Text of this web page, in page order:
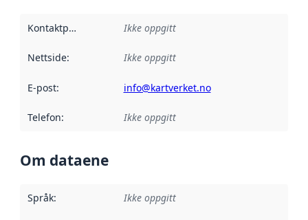
Kontaktpunkt Ikke oppgitt
Nettside: Ikke oppgitt
E-post: info@kartverket.no
Telefon: Ikke oppgitt
Om dataene
Språk: Ikke oppgitt